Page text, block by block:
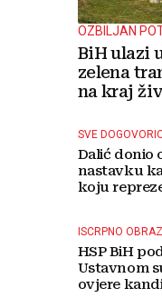
OZBILJAN
BiH ulazi
zelena
na kraj
SVE
Dalić donio
nastavku
koju
ISCRPNO
HSP BiH
Ustavnom
ovjere